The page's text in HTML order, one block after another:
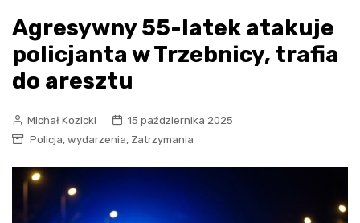
Agresywny 55-latek atakuje
policjanta w Trzebnicy, trafia
do aresztu
Michał Kozicki
15 października 2025
Policja, wydarzenia, Zatrzymania